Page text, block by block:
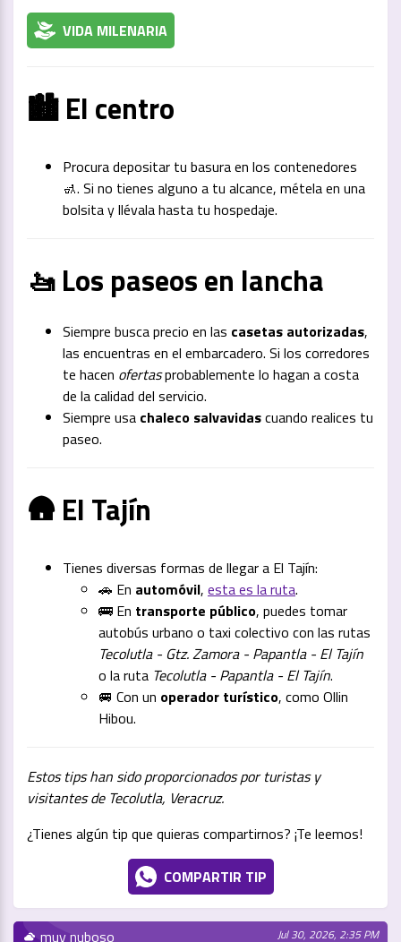
VIDA MILENARIA
🏙️ El centro
Procura depositar tu basura en los contenedores
🚮. Si no tienes alguno a tu alcance, métela en una
bolsita y llévala hasta tu hospedaje.
🚤 Los paseos en lancha
Siempre busca precio en las casetas autorizadas,
las encuentras en el embarcadero. Si los corredores
te hacen ofertasprobablemente lo hagan a costa
de la calidad del servicio.
Siempre usa chaleco salvavidascuando realices tu
paseo.
🛖 El Tajín
Tienes diversas formas de llegar a El Tajín:
🚗 En automóvil, esta es la ruta.
🚌 En transporte público, puedes tomar
autobús urbano o taxi colectivo con las rutas
Tecolutla - Gtz. Zamora - Papantla - El Tajín
o la ruta Tecolutla - Papantla - El Tajín.
🚐 Con un operador turístico, como Ollin
Hibou.
Estos tips han sido proporcionados por turistas y
visitantes de Tecolutla, Veracruz.
¿Tienes algún tip que quieras compartirnos? ¡Te leemos!
COMPARTIR TIP
muy nuboso Jul 30, 2026, 2:35 PM